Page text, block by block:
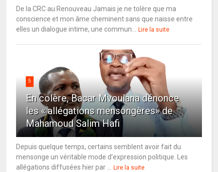
De la CRC au Renouveau Jamais je ne tolère que ma
conscience et mon âme cheminent sans que naisse entre
elles un dialogue intime, une commun...
Lire la suite
5
En colère, Bacar Mvoulana dénonce
les « allégations mensongères» de
Mahamoud Salim Hafi
Depuis quelque temps, certains semblent avoir fait du
mensonge un véritable mode d’expression politique. Les
allégations diffusées hier par ...
Lire la suite